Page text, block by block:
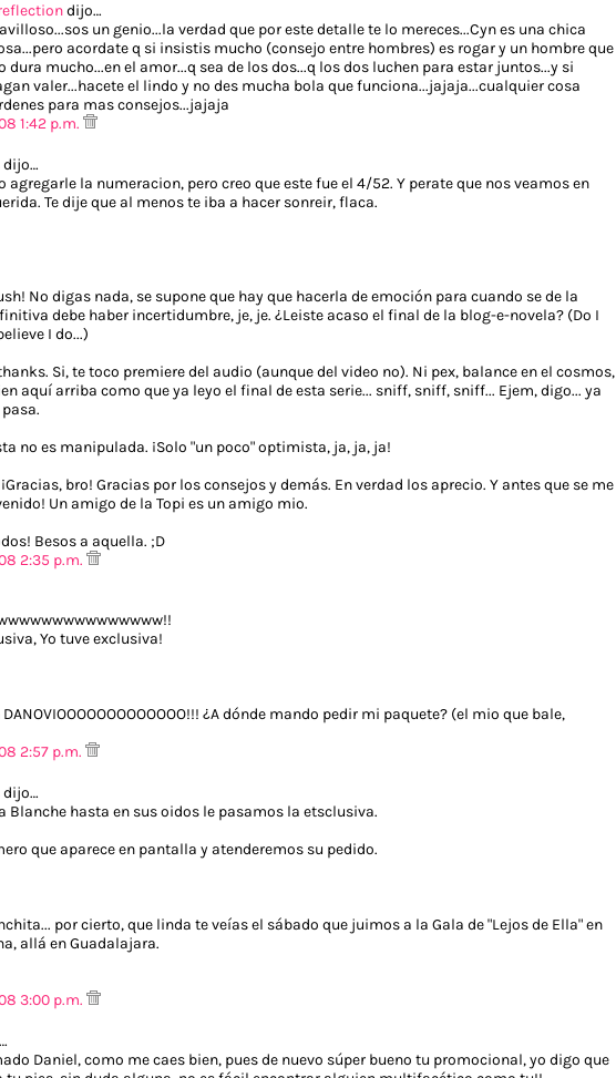
dijo…
un genio...la verdad que por este detalle te lo mereces...Cyn es una chica
acordate q si insistis mucho (consejo entre hombres) es rogar y un hombre que
dura mucho...en el amor...q sea de los dos...q los dos luchen para estar juntos...y si
valer...hacete el lindo y no des mucha bola que funciona...jajaja...cualquier cosa
para mas consejos...jajaja
1:42 p.m.
dijo…
agregarle la numeracion, pero creo que este fue el 4/52. Y perate que nos veamos en
Te dije que al menos te iba a hacer sonreir, flaca.
No digas nada, se supone que hay que hacerla de emoción para cuando se de la
debe haber incertidumbre, je, je. ¿Leiste acaso el final de la blog-e-novela? (Do I
I do...)
Si, te toco premiere del audio (aunque del video no). Ni pex, balance en el cosmos,
aquí arriba como que ya leyo el final de esta serie... sniff, sniff, sniff... Ejem, digo... ya
no es manipulada. ¡Solo "un poco" optimista, ja, ja, ja!
bro! Gracias por los consejos y demás. En verdad los aprecio. Y antes que se me
Un amigo de la Topi es un amigo mio.
Besos a aquella. ;D
2:35 p.m.
Yo tuve exclusiva!
DANOVIOOOOOOOOOOOOO!!! ¿A dónde mando pedir mi paquete? (el mio que bale,
2:57 p.m.
dijo…
Blanche hasta en sus oidos le pasamos la etsclusiva.
que aparece en pantalla y atenderemos su pedido.
por cierto, que linda te veías el sábado que juimos a la Gala de "Lejos de Ella" en
allá en Guadalajara.
3:00 p.m.
Daniel, como me caes bien, pues de nuevo súper bueno tu promocional, yo digo que